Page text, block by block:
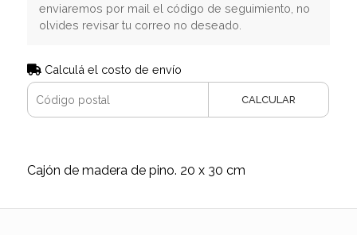
enviaremos por mail el código de seguimiento, no
olvides revisar tu correo no deseado.
Calculá el costo de envío
CALCULAR
Cajón de madera de pino. 20 x 30 cm